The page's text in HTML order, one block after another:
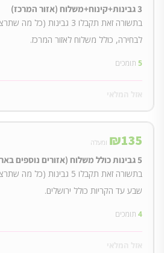
3 גבינות+קינוח+משלוח (אזור המרכז)
בתשורה זאת תקבלו 3 גבינות
לבחירה, כולל משלוח לאזור המרכז.
5 תומכים
₪135 ומעלה
5 גבינות כולל משלוח (אזורים נוספים בארץ)
בתשורה זאת תקבלו 5 גבינות
שבע עד הקריות כולל ירושלים.
4 תומכים